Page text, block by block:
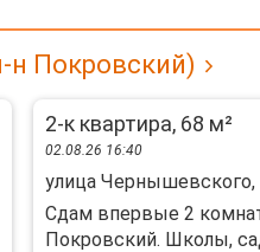
н Покровский)
2-к квартира, 68 м²
02.08.26 16:40
улица Чернышевского,
Сдам впервые 2
Покровский. Школы,